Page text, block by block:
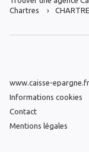
Chartres
www.caisse-epargne.fr
Informations cookies
Contact
Mentions légales